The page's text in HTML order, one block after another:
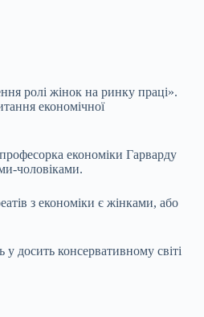
ролі жінок на ринку праці».
економічної
економіки Гарварду
чоловіками.
з економіки є жінками, або
досить консервативному світі